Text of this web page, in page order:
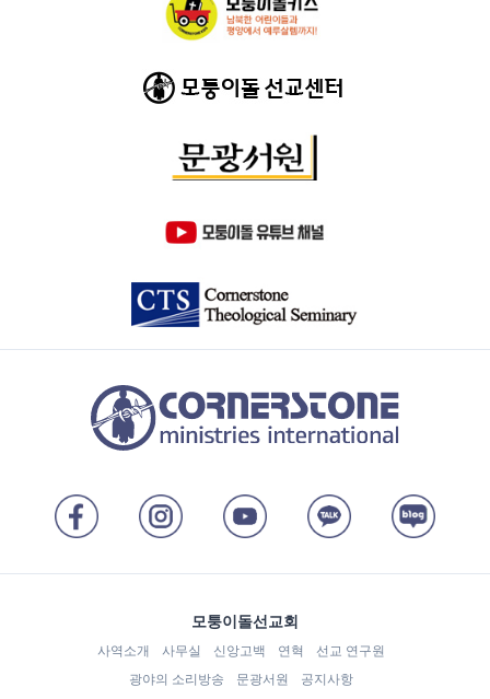
모퉁이돌선교회
사역소개 사무실 신앙고백 연혁
선교 연구원
광야의 소리방송
문광서원 공지사항